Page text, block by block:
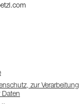
zur Verarbeitung
Daten